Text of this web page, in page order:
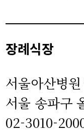
장례식장
서울아산병
서울 송파구
02-3010-